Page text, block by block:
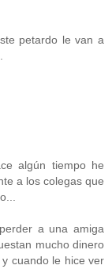
petardo le van a
algún tiempo he
a los colegas que
a una amiga
mucho dinero
cuando le hice ver